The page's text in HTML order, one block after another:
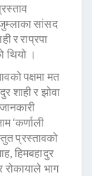
सांसद
र राप्रपा
थियो ।
पक्षमा मत
शाही र झोवा
‘कर्णाली
प्रस्तावको
हिमबहादुर
रोकायाले भाग